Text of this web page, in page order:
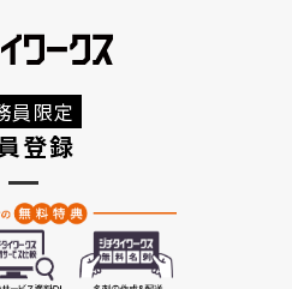
員限定
登録